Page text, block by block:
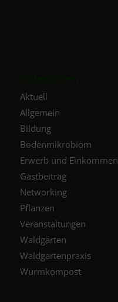
Aktuell
Allgemein
Bildung
Bodenmikrobiom
Erwerb und Einkommen
Gastbeitrag
Networking
Pflanzen
Veranstaltungen
Waldgärten
Waldgartenpraxis
Wurmkompost